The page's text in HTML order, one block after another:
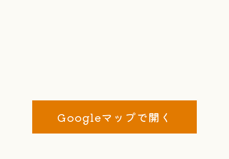
Googleマップで開く